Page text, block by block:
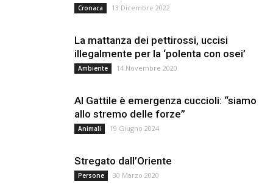
Cronaca 13 Dicembre 2022
La mattanza dei pettirossi, uccisi
illegalmente per la ‘polenta con osei’
Ambiente 14 Novembre 2020
Al Gattile è emergenza cuccioli: “siamo
allo stremo delle forze”
Animali 19 Giugno 2024
Stregato dall’Oriente
Persone 30 Marzo 2020